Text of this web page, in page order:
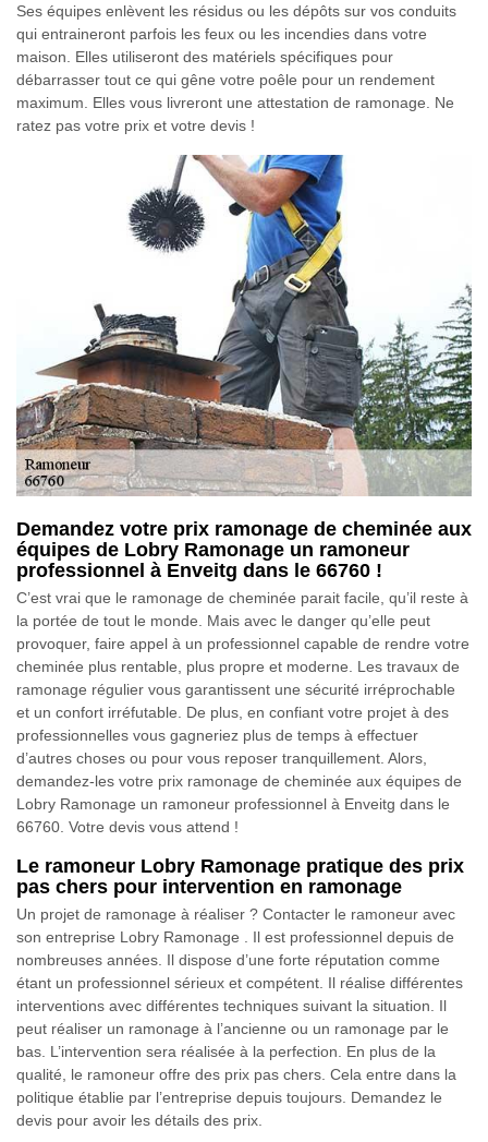
Ses équipes enlèvent les résidus ou les dépôts sur vos conduits
qui entraineront parfois les feux ou les incendies dans votre
maison. Elles utiliseront des matériels spécifiques pour
débarrasser tout ce qui gêne votre poêle pour un rendement
maximum. Elles vous livreront une attestation de ramonage. Ne
ratez pas votre prix et votre devis !
Demandez votre prix ramonage de cheminée aux
équipes de Lobry Ramonage un ramoneur
professionnel à Enveitg dans le 66760 !
C’est vrai que le ramonage de cheminée parait facile, qu’il reste à
la portée de tout le monde. Mais avec le danger qu’elle peut
provoquer, faire appel à un professionnel capable de rendre votre
cheminée plus rentable, plus propre et moderne. Les travaux de
ramonage régulier vous garantissent une sécurité irréprochable
et un confort irréfutable. De plus, en confiant votre projet à des
professionnelles vous gagneriez plus de temps à effectuer
d’autres choses ou pour vous reposer tranquillement. Alors,
demandez-les votre prix ramonage de cheminée aux équipes de
Lobry Ramonage un ramoneur professionnel à Enveitg dans le
66760. Votre devis vous attend !
Le ramoneur Lobry Ramonage pratique des prix
pas chers pour intervention en ramonage
Un projet de ramonage à réaliser ? Contacter le ramoneur avec
son entreprise Lobry Ramonage . Il est professionnel depuis de
nombreuses années. Il dispose d’une forte réputation comme
étant un professionnel sérieux et compétent. Il réalise différentes
interventions avec différentes techniques suivant la situation. Il
peut réaliser un ramonage à l’ancienne ou un ramonage par le
bas. L’intervention sera réalisée à la perfection. En plus de la
qualité, le ramoneur offre des prix pas chers. Cela entre dans la
politique établie par l’entreprise depuis toujours. Demandez le
devis pour avoir les détails des prix.